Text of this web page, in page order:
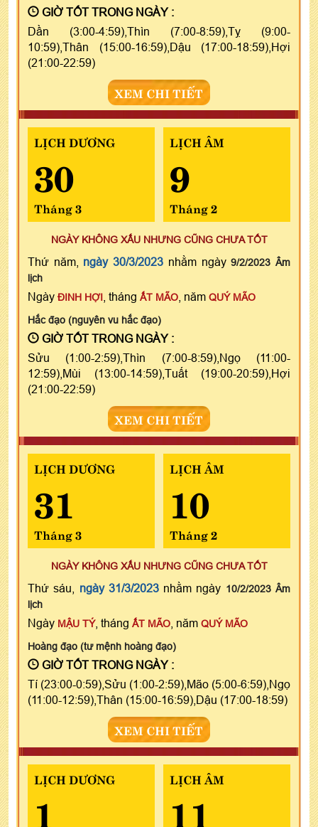
GIỜ TỐT TRONG NGÀY :
Dần (3:00-4:59),Thìn (7:00-8:59),Tỵ (9:00-
10:59),Thân (15:00-16:59),Dậu (17:00-18:59),Hợi
(21:00-22:59)
XEM CHI TIẾT
LỊCH DƯƠNG
30
Tháng 3
LỊCH ÂM
9
Tháng 2
NGÀY KHÔNG XẤU NHƯNG CŨNG CHƯA TỐT
Thứ năm, ngày 30/3/2023 nhằm ngày9/2/2023 Âm
lịch
Ngày ĐINH HỢI , tháng ẤT MÃO , năm QUÝ MÃO
Hắc đạo (nguyên vu hắc đạo)
GIỜ TỐT TRONG NGÀY :
Sửu (1:00-2:59),Thìn (7:00-8:59),Ngọ (11:00-
12:59),Mùi (13:00-14:59),Tuất (19:00-20:59),Hợi
(21:00-22:59)
XEM CHI TIẾT
LỊCH DƯƠNG
31
Tháng 3
LỊCH ÂM
10
Tháng 2
NGÀY KHÔNG XẤU NHƯNG CŨNG CHƯA TỐT
Thứ sáu, ngày 31/3/2023nhằm ngày 10/2/2023 Âm
lịch
Ngày MẬU TÝ, tháng ẤT MÃO , năm QUÝ MÃO
Hoàng đạo (tư mệnh hoàng đạo)
GIỜ TỐT TRONG NGÀY :
Tí (23:00-0:59),Sửu (1:00-2:59),Mão (5:00-6:59),Ngọ
(11:00-12:59),Thân (15:00-16:59),Dậu (17:00-18:59)
XEM CHI TIẾT
LỊCH DƯƠNG
1
LỊCH ÂM
11